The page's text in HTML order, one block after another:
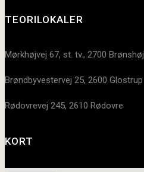
TEORILOKALER
Mørkhøjvej 67, st. tv., 2700 Brønshøj
Brøndbyvestervej 25, 2600 Glostrup
Rødovrevej 245, 2610 Rødovre
KORT